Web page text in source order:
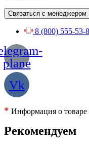
Связаться с менеджером
8 (800) 555-53-
plane
Vk
* Информация о товаре
Рекомендуем